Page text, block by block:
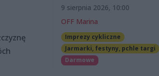
9 sierpnia 2026, 10:00
OFF Marina
Imprezy cykliczne
Jarmarki, festyny, pchle targi
Darmowe